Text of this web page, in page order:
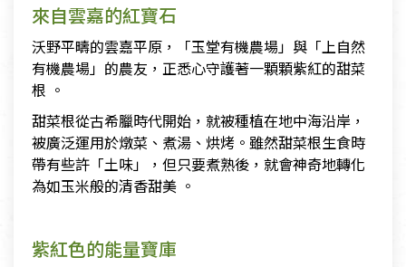
來自雲嘉的紅寶石
沃野平疇的雲嘉平原，「玉堂有機農場」與「上自然
有機農場」的農友，正悉心守護著一顆顆紫紅的甜菜
根 。
甜菜根從古希臘時代開始，就被種植在地中海沿岸，
被廣泛運用於燉菜、煮湯、烘烤。雖然甜菜根生食時
帶有些許「土味」，但只要煮熟後，就會神奇地轉化
為如玉米般的清香甜美 。
紫紅色的能量寶庫